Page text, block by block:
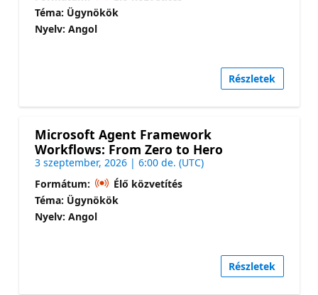
Téma: Ügynökök
Nyelv: Angol
Részletek
Microsoft Agent Framework
Workflows: From Zero to Hero
3 szeptember, 2026 | 6:00 de. (UTC)
Formátum:
Élő közvetítés
Téma: Ügynökök
Nyelv: Angol
Részletek